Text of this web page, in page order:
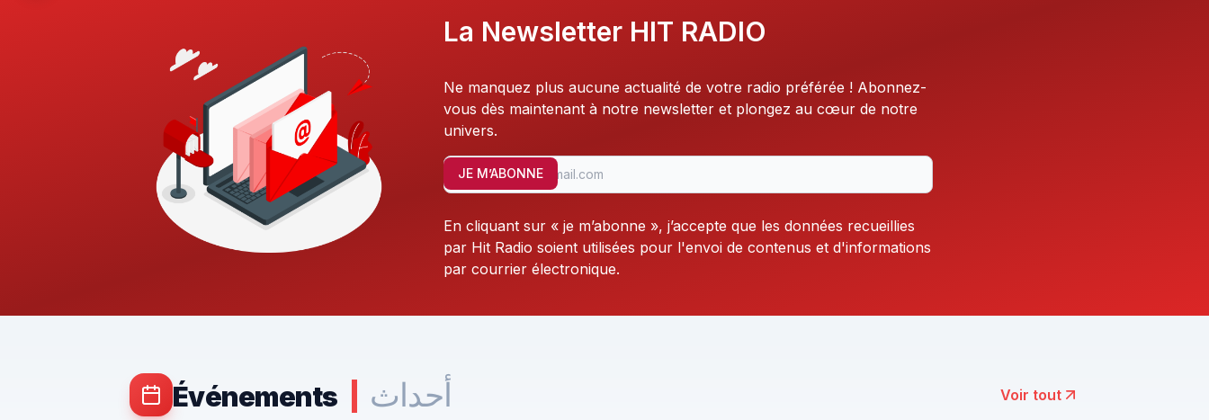
La Newsletter HIT RADIO
Ne manquez plus aucune actualité de votre radio préférée ! Abonnez-
vous dès maintenant à notre newsletter et plongez au cœur de notre
univers.
JE M’ABONNE
En cliquant sur « je m’abonne », j’accepte que les données recueillies
par Hit Radio soient utilisées pour l'envoi de contenus et d'informations
par courrier électronique.
Événements أحداث Voir tout